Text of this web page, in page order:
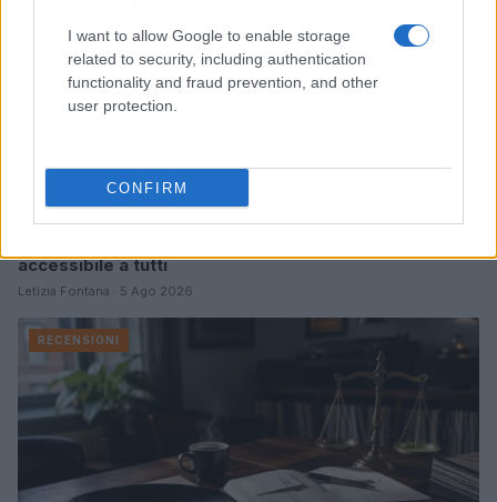
I want to allow Google to enable storage
related to security, including authentication
functionality and fraud prevention, and other
user protection.
CONFIRM
accessibile a tutti
Letizia Fontana · 5 Ago 2026
RECENSIONI